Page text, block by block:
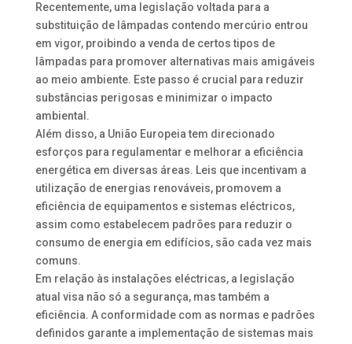
Recentemente, uma legislação voltada para a
substituição de lâmpadas contendo mercúrio entrou
em vigor, proibindo a venda de certos tipos de
lâmpadas para promover alternativas mais amigáveis
ao meio ambiente. Este passo é crucial para reduzir
substâncias perigosas e minimizar o impacto
ambiental.
Além disso, a União Europeia tem direcionado
esforços para regulamentar e melhorar a eficiência
energética em diversas áreas. Leis que incentivam a
utilização de energias renováveis, promovem a
eficiência de equipamentos e sistemas eléctricos,
assim como estabelecem padrões para reduzir o
consumo de energia em edifícios, são cada vez mais
comuns.
Em relação às instalações eléctricas, a legislação
atual visa não só a segurança, mas também a
eficiência. A conformidade com as normas e padrões
definidos garante a implementação de sistemas mais